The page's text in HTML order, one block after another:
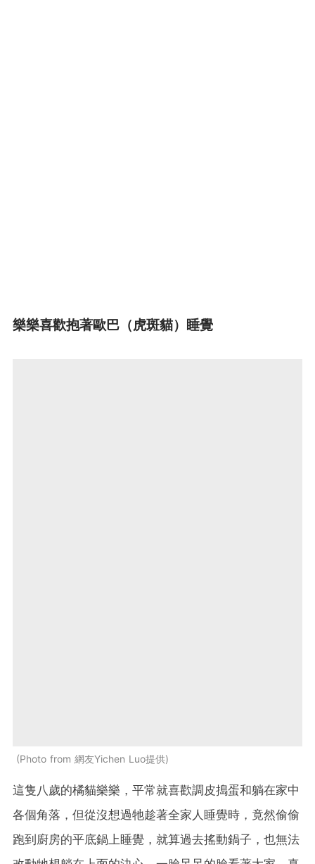
樂樂喜歡抱著歐巴（虎斑貓）睡覺
Photo from 網友Yichen Luo提供
這隻八歲的橘貓樂樂，平常就喜歡調皮搗蛋和躺在家中
各個角落，但從沒想過牠趁著全家人睡覺時，竟然偷偷
跑到廚房的平底鍋上睡覺，就算過去搖動鍋子，也無法